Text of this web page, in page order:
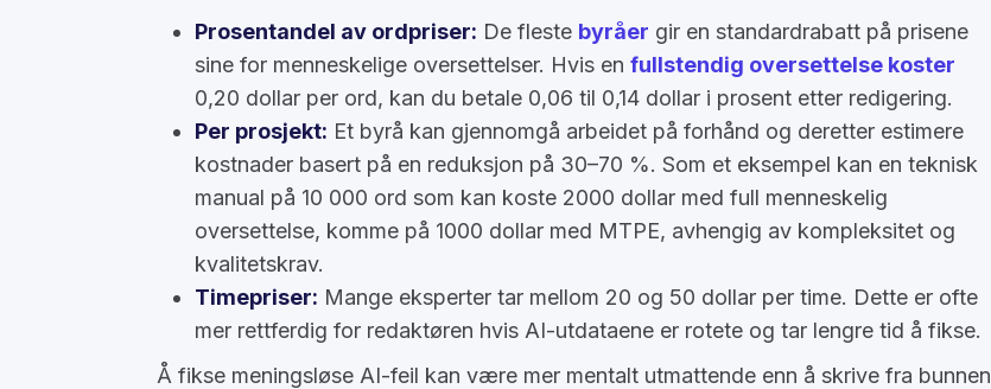
Prosentandel av ordpriser: De fleste byråer gir en standardrabatt på prisene
sine for menneskelige oversettelser. Hvis en fullstendig oversettelse koster
0,20 dollar per ord, kan du betale 0,06 til 0,14 dollar i prosent etter redigering.
Per prosjekt: Et byrå kan gjennomgå arbeidet på forhånd og deretter estimere
kostnader basert på en reduksjon på 30–70 %. Som et eksempel kan en teknisk
manual på 10 000 ord som kan koste 2000 dollar med full menneskelig
oversettelse, komme på 1000 dollar med MTPE, avhengig av kompleksitet og
kvalitetskrav.
Timepriser: Mange eksperter tar mellom 20 og 50 dollar per time. Dette er ofte
mer rettferdig for redaktøren hvis AI-utdataene er rotete og tar lengre tid å fikse.
Å fikse meningsløse AI-feil kan være mer mentalt utmattende enn å skrive fra bunnen